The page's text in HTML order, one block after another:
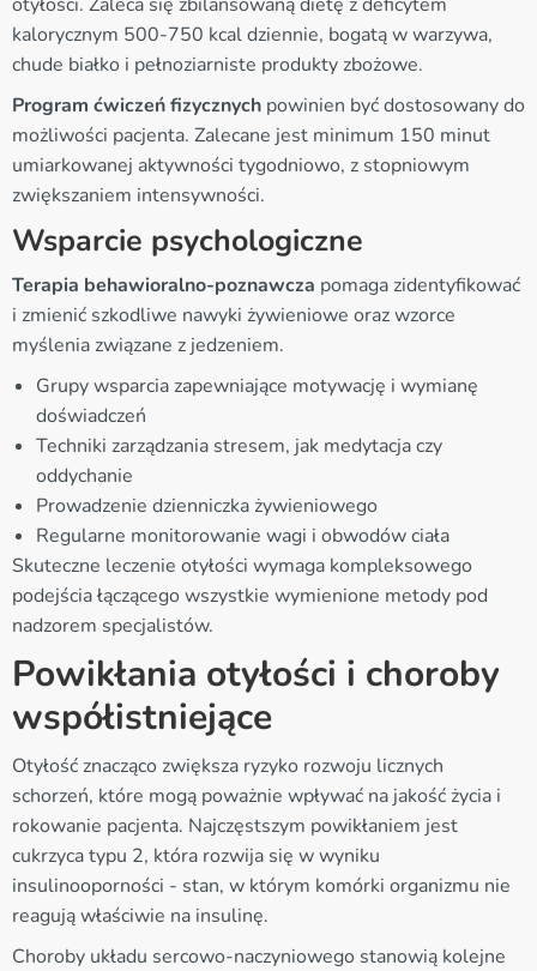
kalorycznym 500-750 kcal dziennie, bogatą w warzywa,
chude białko i pełnoziarniste produkty zbożowe.
Program ćwiczeń fizycznych powinien być dostosowany do
możliwości pacjenta. Zalecane jest minimum 150 minut
umiarkowanej aktywności tygodniowo, z stopniowym
zwiększaniem intensywności.
Wsparcie psychologiczne
Terapia behawioralno-poznawcza pomaga zidentyfikować
i zmienić szkodliwe nawyki żywieniowe oraz wzorce
myślenia związane z jedzeniem.
Grupy wsparcia zapewniające motywację i wymianę
doświadczeń
Techniki zarządzania stresem, jak medytacja czy
oddychanie
Prowadzenie dzienniczka żywieniowego
Regularne monitorowanie wagi i obwodów ciała
Skuteczne leczenie otyłości wymaga kompleksowego
podejścia łączącego wszystkie wymienione metody pod
nadzorem specjalistów.
Powikłania otyłości i choroby
współistniejące
Otyłość znacząco zwiększa ryzyko rozwoju licznych
schorzeń, które mogą poważnie wpływać na jakość życia i
rokowanie pacjenta. Najczęstszym powikłaniem jest
cukrzyca typu 2, która rozwija się w wyniku
insulinooporności - stan, w którym komórki organizmu nie
reagują właściwie na insulinę.
Choroby układu sercowo-naczyniowego stanowią kolejne